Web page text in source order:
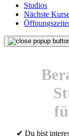
Studios
Nächste
✔ Du bist